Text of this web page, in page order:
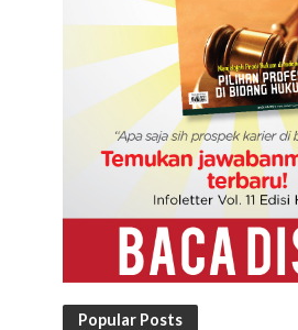
Popular Posts